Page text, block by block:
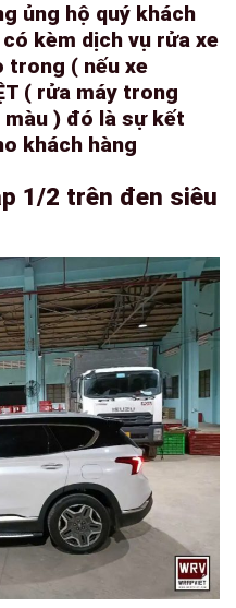
ủng hộ quý khách
kèm dịch vụ rửa xe
trong ( nếu xe
( rửa máy trong
) đó là sự kết
khách hàng
1/2 trên đen siêu